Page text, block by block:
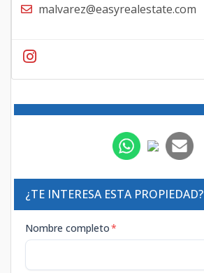
malvarez@easyrealestate.com
¿TE INTERESA ESTA PROPIEDAD?
Nombre completo*